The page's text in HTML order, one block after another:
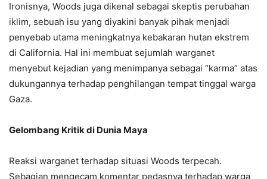
Ironisnya, Woods juga dikenal sebagai skeptis perubahan
iklim, sebuah isu yang diyakini banyak pihak menjadi
penyebab utama meningkatnya kebakaran hutan ekstrem
di California. Hal ini membuat sejumlah warganet
menyebut kejadian yang menimpanya sebagai “karma” atas
dukungannya terhadap penghilangan tempat tinggal warga
Gaza.
Gelombang Kritik di Dunia Maya
Reaksi warganet terhadap situasi Woods terpecah.
Sebagian mengecam komentar pedasnya terhadap warga